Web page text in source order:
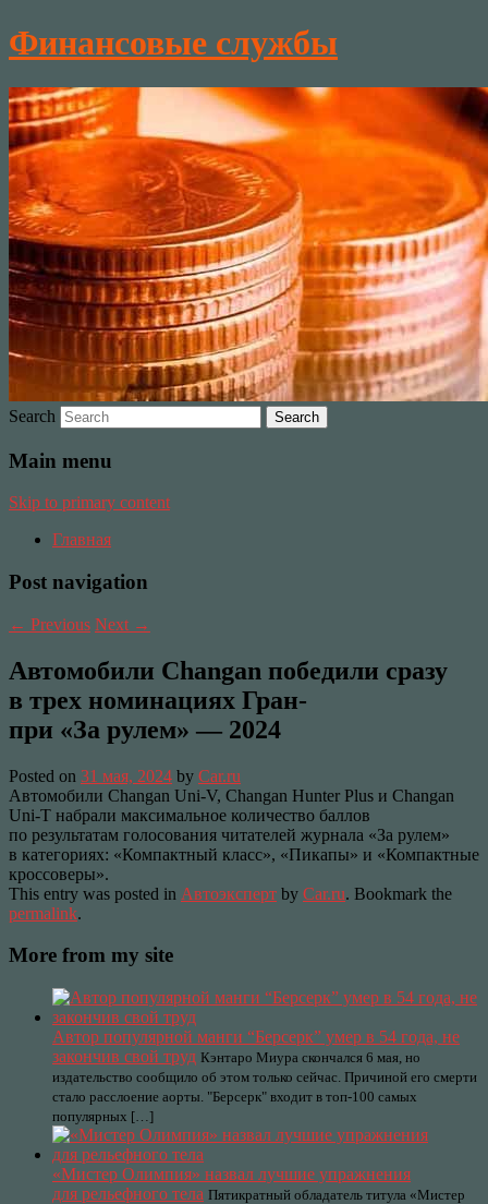
Финансовые службы
Search
Main menu
Skip to primary content
Главная
Post navigation
← Previous Next →
Автомобили Changan победили сразу
в трех номинациях Гран-
при «За рулем» — 2024
Posted on 31 мая, 2024 by Car.ru
Автомобили Changan Uni-V, Changan Hunter Plus и Changan
Uni-T набрали максимальное количество баллов
по результатам голосования читателей журнала «За рулем»
в категориях: «Компактный класс», «Пикапы» и «Компактные
кроссоверы».
This entry was posted in Автоэксперт by Car.ru. Bookmark the
permalink.
More from my site
Автор популярной манги “Берсерк” умер в 54 года, не
закончив свой труд Кэнтаро Миура скончался 6 мая, но
издательство сообщило об этом только сейчас. Причиной его смерти
стало расслоение аорты. "Берсерк" входит в топ-100 самых
популярных […]
«Мистер Олимпия» назвал лучшие упражнения
для рельефного тела Пятикратный обладатель титула «Мистер